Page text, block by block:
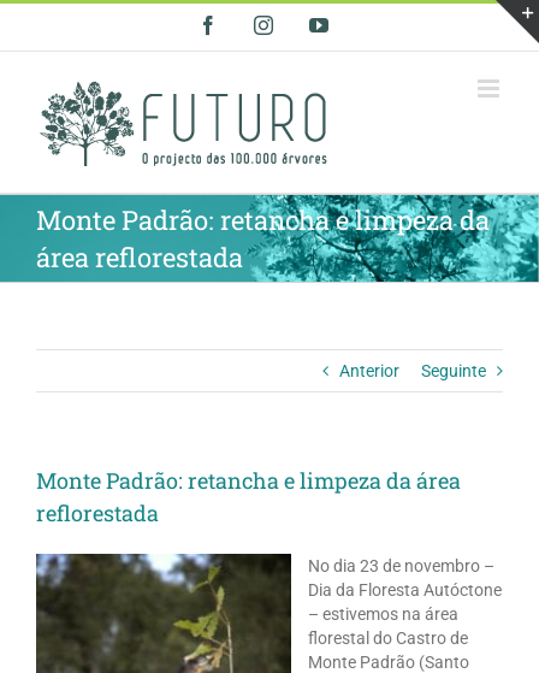
FacebookInstagramYouTube
Monte Padrão: retancha e limpeza da
área reflorestada
Anterior Seguinte
Monte Padrão: retancha e limpeza da área
reflorestada
No dia 23 de novembro –
Dia da Floresta Autóctone
– estivemos na área
florestal do Castro de
Monte Padrão (Santo